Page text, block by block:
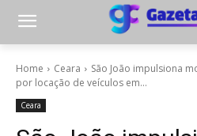
Home Ceara
São João impulsiona
por locação de veículos em...
Ceara